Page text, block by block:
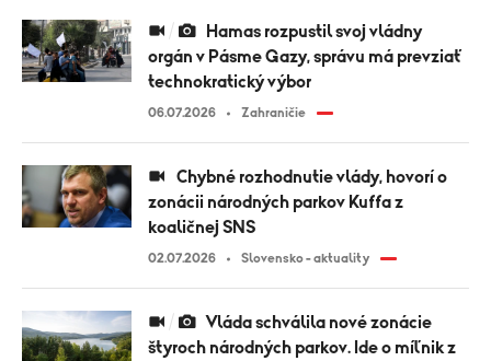
orgán v Pásme Gazy, správu má prevziať
technokratický výbor
06.07.2026 Zahraničie
zonácii národných parkov Kuffa z
koaličnej SNS
02.07.2026 Slovensko - aktuality
štyroch národných parkov. Ide o míľnik z